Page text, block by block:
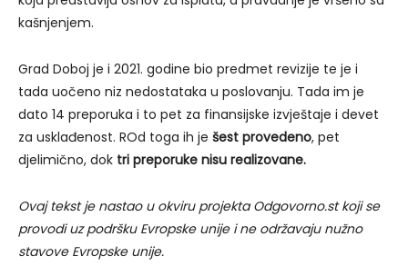
kašnjenjem.
Grad Doboj je i 2021. godine bio predmet revizije te je i
tada uočeno niz nedostataka u poslovanju. Tada im je
dato 14 preporuka i to pet za finansijske izvještaje i devet
za usklađenost. ROd toga ih je šest provedeno, pet
djelimično, dok tri preporuke nisu realizovane.
Ovaj tekst je nastao u okviru projekta Odgovorno.st koji se
provodi uz podršku Evropske unije i ne održavaju nužno
stavove Evropske unije.